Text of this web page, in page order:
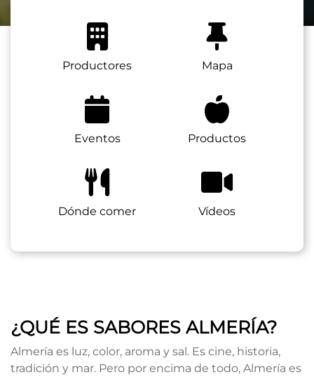
Productores Mapa
Eventos Productos
Dónde comer Vídeos
¿QUÉ ES SABORES ALMERÍA?
Almería es luz, color, aroma y sal. Es cine, historia,
tradición y mar. Pero por encima de todo, Almería es